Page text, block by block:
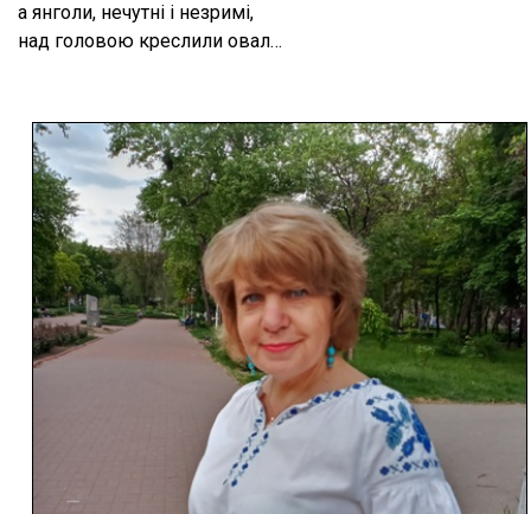
а янголи, нечутні і незримі,
над головою креслили овал…